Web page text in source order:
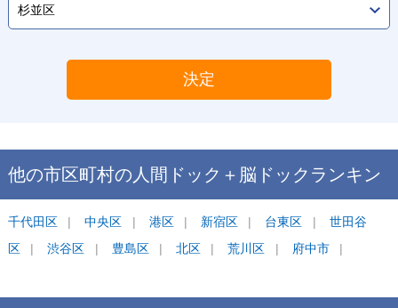
決定
他の市区町村の人間ドック＋脳ドック ランキン
グ
千代田区 中央区 港区 新宿区 台東区
世田谷
区
渋谷区 豊島区 北区 荒川区 府中市